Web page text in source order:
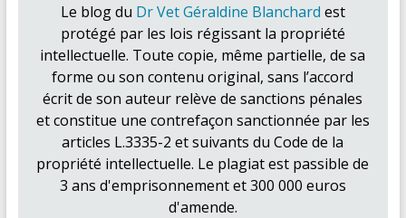
Le blog du Dr Vet Géraldine Blanchard est
protégé par les lois régissant la propriété
intellectuelle. Toute copie, même partielle, de sa
forme ou son contenu original, sans l’accord
écrit de son auteur relève de sanctions pénales
et constitue une contrefaçon sanctionnée par les
articles L.3335-2 et suivants du Code de la
propriété intellectuelle. Le plagiat est passible de
3 ans d'emprisonnement et 300 000 euros
d'amende.